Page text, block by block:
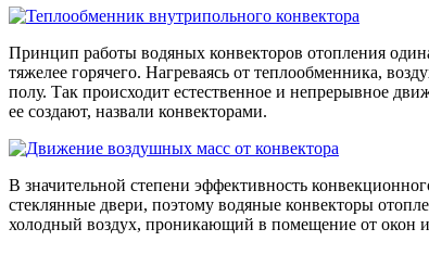
Принцип работы водяных конвекторов отопления
тяжелее горячего. Нагреваясь от теплообменника,
полу. Так происходит естественное и непрерывное
ее создают, назвали конвекторами.
В значительной степени эффективность
стеклянные двери, поэтому водяные конвекторы
холодный воздух, проникающий в помещение от окон